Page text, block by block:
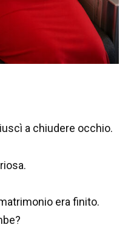
a chiudere occhio.
era finito.